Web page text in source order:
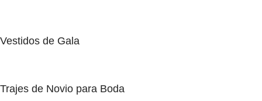
Vestidos de Gala
Trajes de Novio para Boda